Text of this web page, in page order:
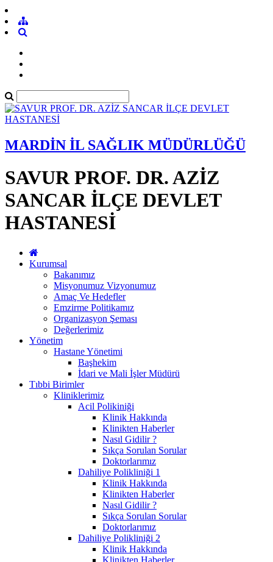
MARDİN İL SAĞLIK MÜDÜRLÜĞÜ
SAVUR PROF. DR. AZİZ
SANCAR İLÇE DEVLET
HASTANESİ
Kurumsal
Bakanımız
Misyonumuz Vizyonumuz
Amaç Ve Hedefler
Emzirme Politikamız
Organizasyon Şeması
Değerlerimiz
Yönetim
Hastane Yönetimi
Başhekim
İdari ve Mali İşler Müdürü
Tıbbi Birimler
Kliniklerimiz
Acil Polikiniği
Klinik Hakkında
Klinikten Haberler
Nasıl Gidilir ?
Sıkça Sorulan Sorular
Doktorlarımız
Dahiliye Polikliniği 1
Klinik Hakkında
Klinikten Haberler
Nasıl Gidilir ?
Sıkça Sorulan Sorular
Doktorlarımız
Dahiliye Polikliniği 2
Klinik Hakkında
Klinikten Haberler